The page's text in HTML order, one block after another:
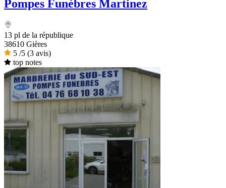
Pompes Funèbres Martinez
13 pl de la république
38610 Gières
5 /5 (3 avis)
top notes